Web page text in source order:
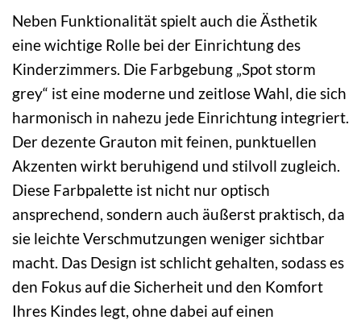
Neben Funktionalität spielt auch die Ästhetik
eine wichtige Rolle bei der Einrichtung des
Kinderzimmers. Die Farbgebung „Spot storm
grey“ ist eine moderne und zeitlose Wahl, die sich
harmonisch in nahezu jede Einrichtung integriert.
Der dezente Grauton mit feinen, punktuellen
Akzenten wirkt beruhigend und stilvoll zugleich.
Diese Farbpalette ist nicht nur optisch
ansprechend, sondern auch äußerst praktisch, da
sie leichte Verschmutzungen weniger sichtbar
macht. Das Design ist schlicht gehalten, sodass es
den Fokus auf die Sicherheit und den Komfort
Ihres Kindes legt, ohne dabei auf einen